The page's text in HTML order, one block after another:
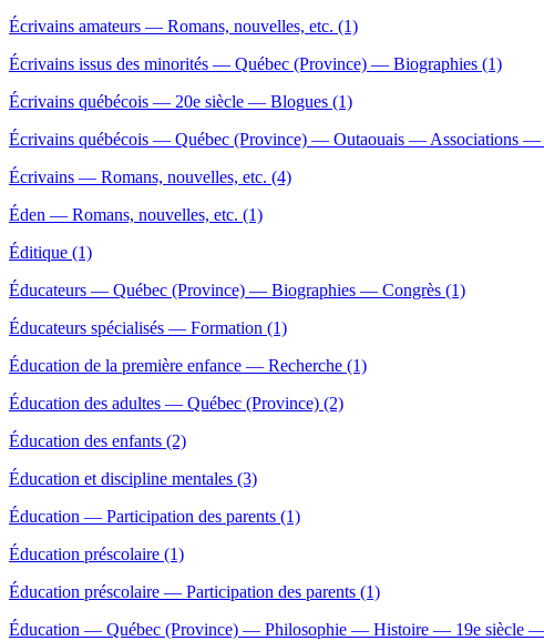
Écrivains amateurs — Romans, nouvelles, etc. (1)
Écrivains issus des minorités — Québec (Province) — Biographies (1)
Écrivains québécois — 20e siècle — Blogues (1)
Écrivains québécois — Québec (Province) — Outaouais — Associations —
Écrivains — Romans, nouvelles, etc. (4)
Éden — Romans, nouvelles, etc. (1)
Éditique (1)
Éducateurs — Québec (Province) — Biographies — Congrès (1)
Éducateurs spécialisés — Formation (1)
Éducation de la première enfance — Recherche (1)
Éducation des adultes — Québec (Province) (2)
Éducation des enfants (2)
Éducation et discipline mentales (3)
Éducation — Participation des parents (1)
Éducation préscolaire (1)
Éducation préscolaire — Participation des parents (1)
Éducation — Québec (Province) — Philosophie — Histoire — 19e siècle